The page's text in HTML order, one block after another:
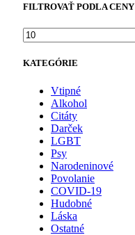
FILTROVAŤ PODLA CENY
Minimálna
cena
KATEGÓRIE
Vtipné
Alkohol
Citáty
Darček
LGBT
Psy
Narodeninové
Povolanie
COVID-19
Hudobné
Láska
Ostatné